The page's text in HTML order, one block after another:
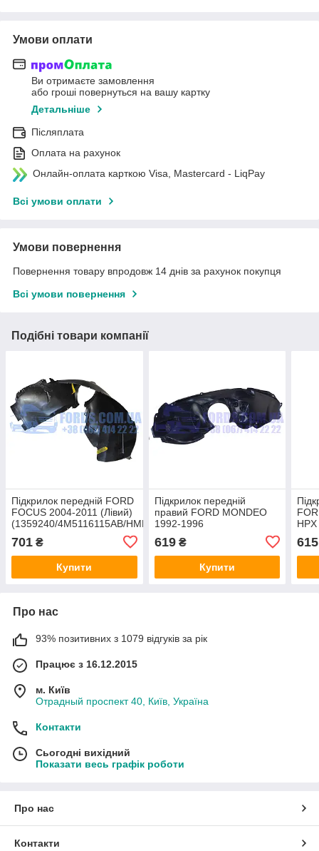
Умови оплати
Ви отримаєте замовлення
або гроші повернуться на вашу картку
Детальніше
Післяплата
Оплата на рахунок
Онлайн-оплата карткою Visa, Mastercard - LiqPay
Всі умови оплати
Умови повернення
Повернення товару впродовж 14 днів за рахунок покупця
Всі умови повернення
Подібні товари компанії
Підкрилок передній FORD
FOCUS 2004-2011 (Лівий)
(1359240/4M5116115AB/HMP4M5116115AB)
701 ₴
Купити
Підкрилок передній
правий FORD MONDEO
1992-1996
(1092705/96BG16114AF/BP1013-
R) DP GROUP
619₴
Купити
HPX
615
Про нас
93% позитивних з 1079 відгуків за рік
Працює з 16.12.2015
м. Київ
Отрадный проспект 40, Київ, Україна
Контакти
Сьогодні вихідний
Показати весь графік роботи
Про нас
Контакти